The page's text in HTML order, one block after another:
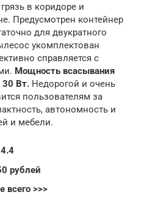
грязь в коридоре и
Предусмотрен контейнер
для двукратного
укомплектован
справляется с
Мощность всасывания
30 Вт. Недорогой и очень
пользователям за
автономность и
и мебели.
рублей
всего >>>